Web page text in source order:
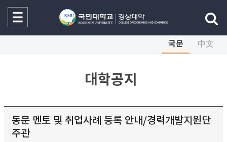
국문 中文
대학공지
동문 멘토 및 취업사례 등록 안내/경력개발지원단
주관